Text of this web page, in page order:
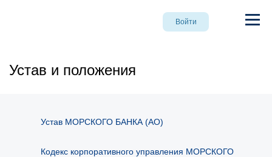
Войти
Устав и положения
Устав МОРСКОГО БАНКА (АО)
Кодекс корпоративного управления МОРСКОГО